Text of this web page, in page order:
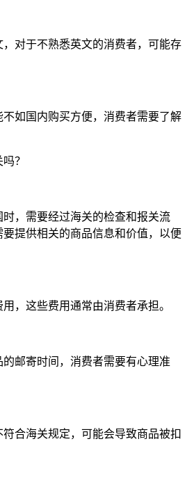
对于不熟悉英文的消费者，可能存
如国内购买方便，消费者需要了解
？
，需要经过海关的检查和报关流
提供相关的商品信息和价值，以便
，这些费用通常由消费者承担。
邮寄时间，消费者需要有心理准
合海关规定，可能会导致商品被扣